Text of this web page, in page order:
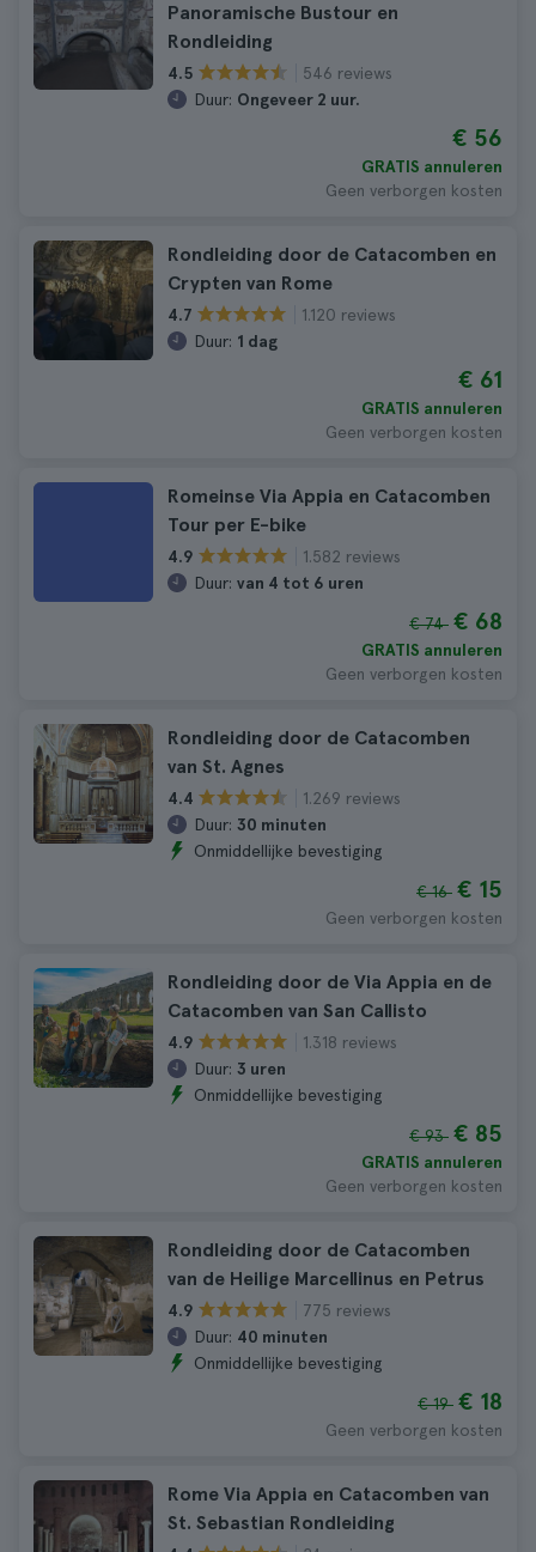
Panoramische Bustour en
Rondleiding
4.5
546 reviews
Duur: Ongeveer 2 uur.
€ 56
GRATIS annuleren
Geen verborgen kosten
Rondleiding door de Catacomben en
Crypten van Rome
4.7
1.120 reviews
Duur: 1 dag
€ 61
GRATIS annuleren
Geen verborgen kosten
Romeinse Via Appia en Catacomben
Tour per E-bike
4.9
1.582 reviews
Duur: van 4 tot 6 uren
€ 74 € 68
GRATIS annuleren
Geen verborgen kosten
Rondleiding door de Catacomben
van St. Agnes
4.4
1.269 reviews
Duur: 30 minuten
Onmiddellijke bevestiging
€ 16 € 15
Geen verborgen kosten
Rondleiding door de Via Appia en de
Catacomben van San Callisto
4.9
1.318 reviews
Duur: 3 uren
Onmiddellijke bevestiging
€ 93 € 85
GRATIS annuleren
Geen verborgen kosten
Rondleiding door de Catacomben
van de Heilige Marcellinus en Petrus
4.9
775 reviews
Duur: 40 minuten
Onmiddellijke bevestiging
€ 19 € 18
Geen verborgen kosten
Rome Via Appia en Catacomben van
St. Sebastian Rondleiding